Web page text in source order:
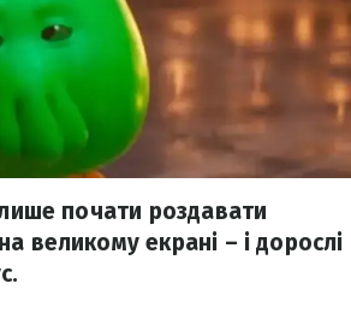
почати роздавати
великому екрані – і дорослі